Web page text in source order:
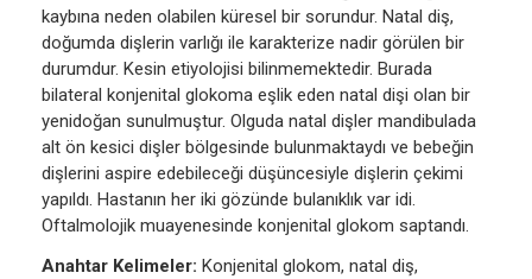
kaybına neden olabilen küresel bir sorundur. Natal diş,
doğumda dişlerin varlığı ile karakterize nadir görülen bir
durumdur. Kesin etiyolojisi bilinmemektedir. Burada
bilateral konjenital glokoma eşlik eden natal dişi olan bir
yenidoğan sunulmuştur. Olguda natal dişler mandibulada
alt ön kesici dişler bölgesinde bulunmaktaydı ve bebeğin
dişlerini aspire edebileceği düşüncesiyle dişlerin çekimi
yapıldı. Hastanın her iki gözünde bulanıklık var idi.
Oftalmolojik muayenesinde konjenital glokom saptandı.
Anahtar Kelimeler: Konjenital glokom, natal diş,